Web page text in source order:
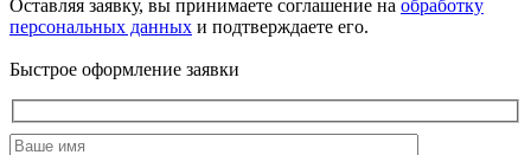
Оставляя заявку, вы принимаете соглашение на обработку
персональных данных и подтверждаете его.
Быстрое оформление заявки